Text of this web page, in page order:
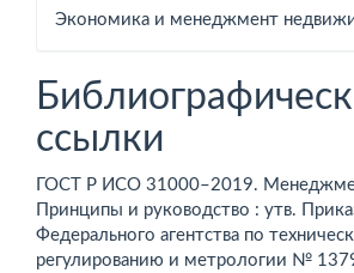
Экономика и менеджмент
ссылки
ГОСТ Р ИСО 31000–2019.
Принципы и руководство : утв.
Федерального агентства по
регулированию и метрологии №